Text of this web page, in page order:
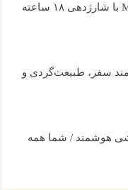
لپ‌تاپ فوق‌سبک هواوی MateBook Pro S با شارژدهی ۱۸ ساعته
سفر، طبیعت‌گردی و
هوشمند / شما همه